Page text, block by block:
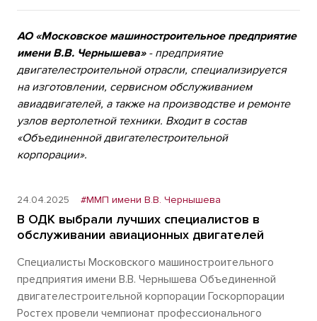
АО «Московское машиностроительное предприятие
имени В.В. Чернышева»- предприятие
двигателестроительной отрасли, специализируется
на изготовлении, сервисном обслуживанием
авиадвигателей, а также на производстве и ремонте
узлов вертолетной техники. Входит в состав
«Объединенной двигателестроительной
корпорации».
24.04.2025 #ММП имени В.В. Чернышева
В ОДК выбрали лучших специалистов в
обслуживании авиационных двигателей
Специалисты Московского машиностроительного
предприятия имени В.В. Чернышева Объединенной
двигателестроительной корпорации Госкорпорации
Ростех провели чемпионат профессионального